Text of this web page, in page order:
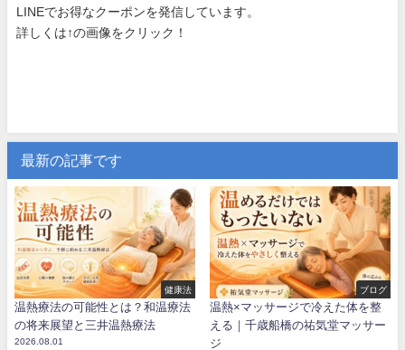
LINEでお得なクーポンを発信しています。
詳しくは↑の画像をクリック！
最新の記事です
健康法
温熱療法の可能性とは？和温療法
の将来展望と三井温熱療法
2026.08.01
ブログ
温熱×マッサージで冷えた体を整
える｜千歳船橋の祐気堂マッサー
ジ